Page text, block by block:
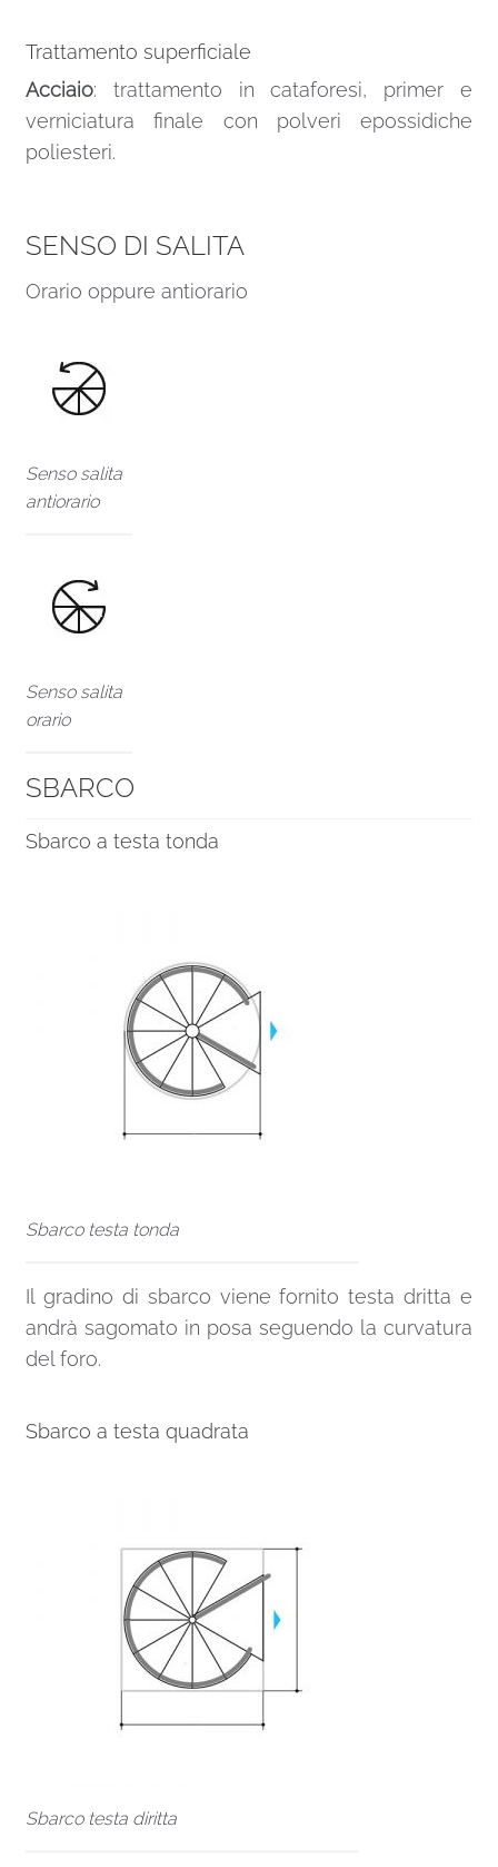
Trattamento superficiale
Acciaio: trattamento in cataforesi, primer e
verniciatura finale con polveri epossidiche
poliesteri.
SENSO DI SALITA
Orario oppure antiorario
Senso salita
antiorario
Senso salita
orario
SBARCO
Sbarco a testa tonda
Sbarco testa tonda
Il gradino di sbarco viene fornito testa dritta e
andrà sagomato in posa seguendo la curvatura
del foro.
Sbarco a testa quadrata
Sbarco testa diritta